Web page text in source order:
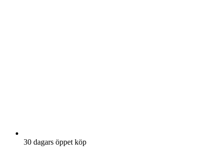
30 dagars öppet köp